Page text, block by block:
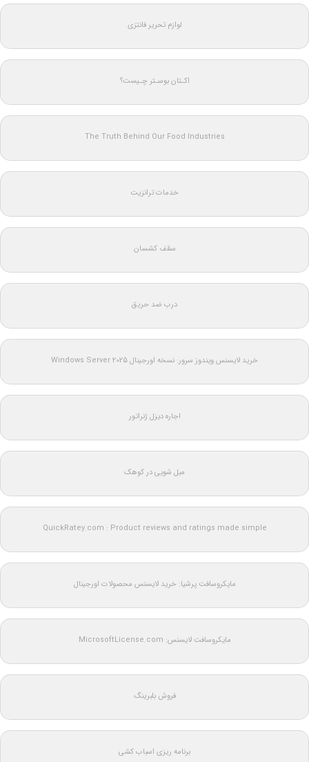
لوازم تحریر فانتزی
اکـتان بوسـتر چـیست؟
The Truth Behind Our Food Industries
خدمات ترانزیت
سقف کشسان
درب ضد حریق
خرید لایسنس ویندوز سرور: نسخه اورجینال Windows Server 2025
اجاره دیزل ژنراتور
مبل شویی در کوهک
QuickRatey.com : Product reviews and ratings made simple
مایکروسافت پرشیا: خرید لایسنس محصولات اورجینال
مایکروسافت لایسنس: MicrosoftLicense.com
فروش بلبرینگ
برنامه ریزی اسباب کشی